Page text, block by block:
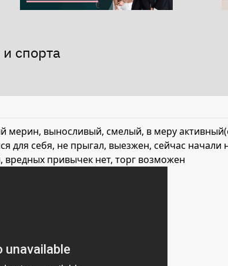
спорта
мерин, выносливый, смелый, в меру
для себя, не прыгал, выезжен, сейчас
вредных привычек нет, торг возможен